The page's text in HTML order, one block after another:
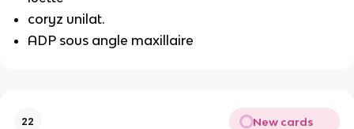
coryz unilat.
ADP sous angle maxillaire
22 New cards